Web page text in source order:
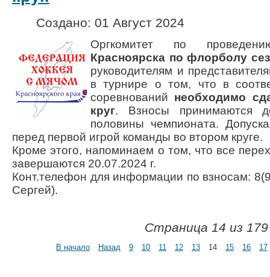
Создано: 01 Август 2024
Оргкомитет по
Красноярска по флорболу
руководителям и
в турнире о том, что в
соревнований необходимо
круг. Взносы принимаются
половины чемпионата.
перед первой игрой команды во втором круге.
Кроме этого, напоминаем о том, что все
завершаются 20.07.2024 г.
Конт.телефон для информации по взносам:
Сергей).
Страница 14 из 179
В начало Назад 9 10 11 12 13 14 15 16 17